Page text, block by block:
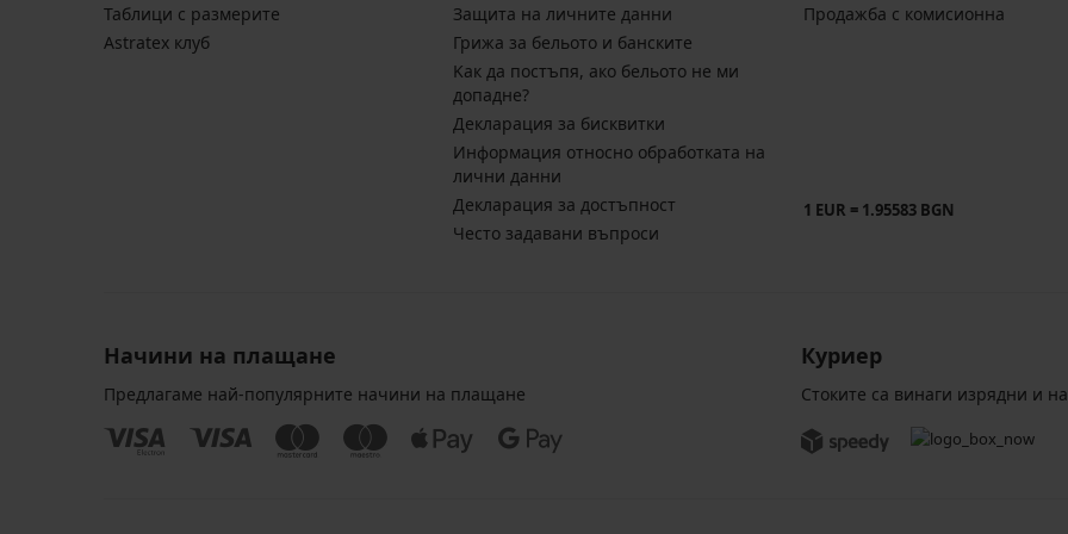
Таблици с размерите
Astratex клуб
Защита на личните данни
Грижа за бельото и банските
Kак да постъпя, ако бельото не ми
допадне?
Декларация за бисквитки
Информация относно обработката на
лични данни
Декларация за достъпност
Често задавани въпроси
Продажба с комисионна
1 EUR = 1.95583 BGN
Начини на плащане
Предлагаме най-популярните начини на плащане
Куриер
Стоките са винаги изрядни и